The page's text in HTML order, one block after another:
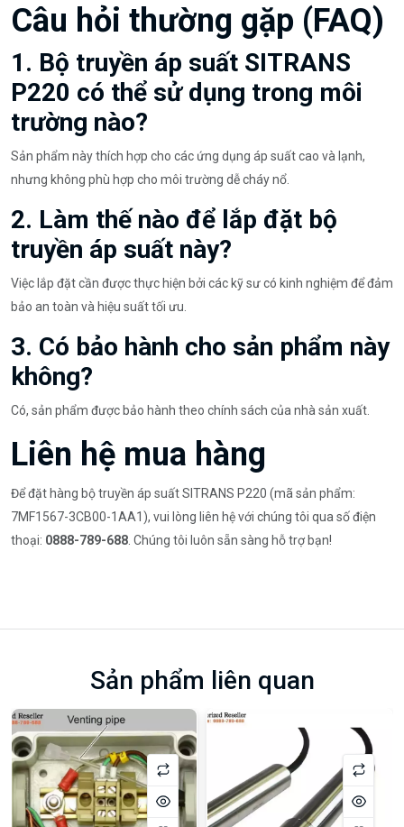
Câu hỏi thường gặp (FAQ)
1. Bộ truyền áp suất SITRANS
P220 có thể sử dụng trong môi
trường nào?
Sản phẩm này thích hợp cho các ứng dụng áp suất cao và lạnh,
nhưng không phù hợp cho môi trường dễ cháy nổ.
2. Làm thế nào để lắp đặt bộ
truyền áp suất này?
Việc lắp đặt cần được thực hiện bởi các kỹ sư có kinh nghiệm để đảm
bảo an toàn và hiệu suất tối ưu.
3. Có bảo hành cho sản phẩm này
không?
Có, sản phẩm được bảo hành theo chính sách của nhà sản xuất.
Liên hệ mua hàng
Để đặt hàng bộ truyền áp suất SITRANS P220 (mã sản phẩm:
7MF1567-3CB00-1AA1), vui lòng liên hệ với chúng tôi qua số điện
thoại: 0888-789-688 . Chúng tôi luôn sẵn sàng hỗ trợ bạn!
Sản phẩm liên quan